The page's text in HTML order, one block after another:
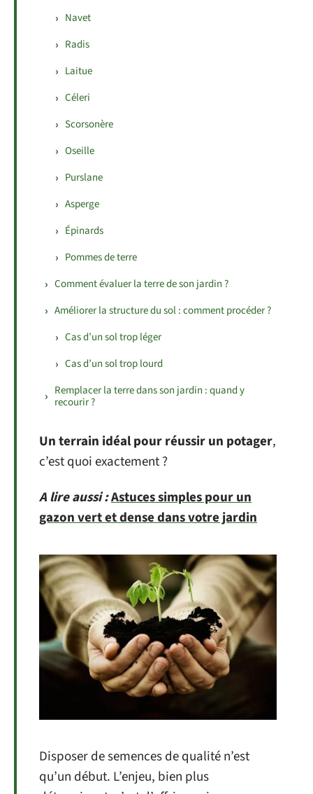
Navet
Radis
Laitue
Céleri
Scorsonère
Oseille
Purslane
Asperge
Épinards
Pommes de terre
Comment évaluer la terre de son jardin ?
Améliorer la structure du sol : comment procéder ?
Cas d’un sol trop léger
Cas d’un sol trop lourd
Remplacer la terre dans son jardin : quand y
recourir ?
Un terrain idéal pour réussir un potager,
c’est quoi exactement ?
A lire aussi :Astuces simples pour un
gazon vert et dense dans votre jardin
Disposer de semences de qualité n’est
qu’un début. L’enjeu, bien plus